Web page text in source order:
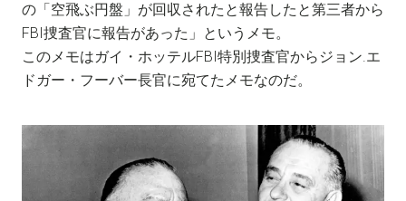
の「空飛ぶ円盤」が回収されたと報告したと第三者から
FBI捜査官に報告があった」というメモ。
このメモはガイ・ホッテルFBI特別捜査官からジョン.エ
ドガー・フーバー長官に宛てたメモなのだ。